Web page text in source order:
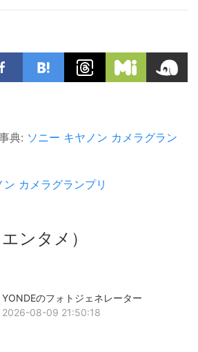
典: ソニー キヤノン カメラグラン
ン カメラグランプリ
ンタメ）
YONDEのフォトジェネレーター
2026-08-09 21:50:18